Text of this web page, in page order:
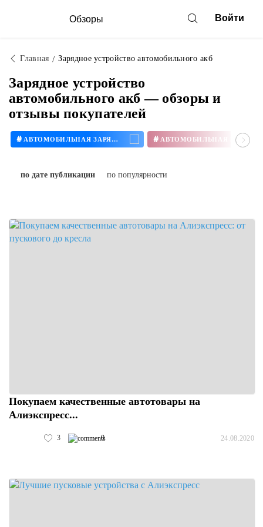
Обзоры Войти
Главная Зарядное устройство автомобильного акб
Зарядное устройство
автомобильного акб — обзоры и
отзывы покупателей
# АВТОМОБИЛЬНАЯ ЗАРЯДКА #
по дате публикации по популярности
Покупаем качественные автотовары на
Алиэкспресс...
3 0 24.08.2020